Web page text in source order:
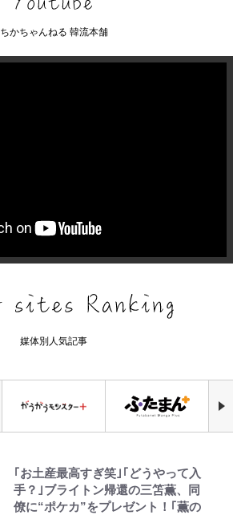
ちかちゃんねる 韓流本舗
媒体別人気記事
｢お土産最高すぎ笑｣｢どうやって入
手？｣ブライトン帰還の三笘薫、同
僚に“ポケカ”をプレゼント！｢薫の
公式-ヒロインが来る前に妊娠しま
した~詰んだはずの悪役令嬢です
が、どうやら違うようです~ 第1話
『ONE PIECE』今後の展開に絡ん
できそうな「意味深な表紙連載」
「神」エネルの月での展開に、元王
空の轍と大地の雲と 第1回
元衆院議員・山尾志桜里が語る誹謗
中傷動画…「計り知れない」切り抜
き落選運動の影響と今語る「保育園
「危ない」「やめて」第1子妊娠中
の田中みな実、ゴリゴリヒール着用
に心配の声…ザックリ衣装にも意見
やってはいけない！「キャンプツー
リング」での「NGパッキング」7
選！ 安全＆快適につながる「荷物
浅草は日本の心だゾ